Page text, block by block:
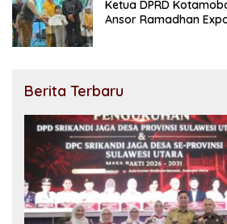
Ketua DPRD
Ansor Ramadhan
Berita Terbaru